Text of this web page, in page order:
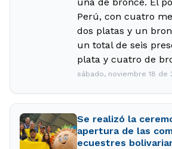
Perú, con cuatro
dos platas y un
un total de seis
plata y cuatro de
sábado, noviembre 18 de
Se realizó la
apertura de las
ecuestres